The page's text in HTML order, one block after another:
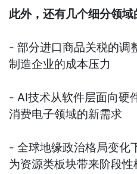
此外，还有几个细分领域
- 部分进口商品关税的调
制造企业的成本压力
- AI技术从软件层面向硬
消费电子领域的新需求
- 全球地缘政治格局变化
为资源类板块带来阶段性